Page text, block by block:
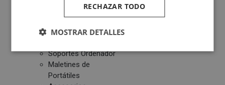
de Memoria
Discos duros
Otros PC
Soportes Ordenador
Maletines de
Portátiles
RECHAZAR TODO
MOSTRAR DETALLES